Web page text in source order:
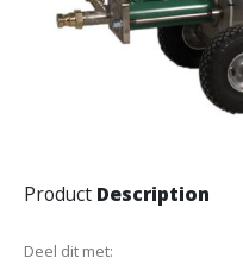
Product Description
Deel dit met: